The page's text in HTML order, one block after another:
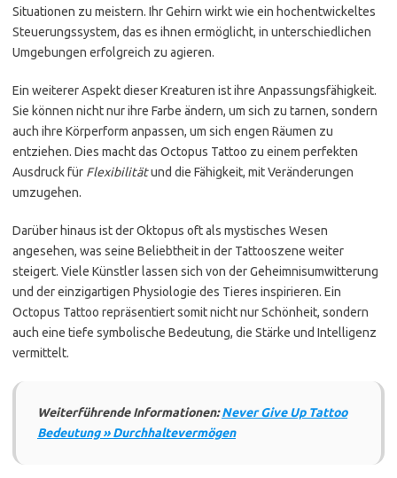
Situationen zu meistern. Ihr Gehirn wirkt wie ein hochentwickeltes
Steuerungssystem, das es ihnen ermöglicht, in unterschiedlichen
Umgebungen erfolgreich zu agieren.
Ein weiterer Aspekt dieser Kreaturen ist ihre Anpassungsfähigkeit.
Sie können nicht nur ihre Farbe ändern, um sich zu tarnen, sondern
auch ihre Körperform anpassen, um sich engen Räumen zu
entziehen. Dies macht das Octopus Tattoo zu einem perfekten
Ausdruck für Flexibilitätund die Fähigkeit, mit Veränderungen
umzugehen.
Darüber hinaus ist der Oktopus oft als mystisches Wesen
angesehen, was seine Beliebtheit in der Tattooszene weiter
steigert. Viele Künstler lassen sich von der Geheimnisumwitterung
und der einzigartigen Physiologie des Tieres inspirieren. Ein
Octopus Tattoo repräsentiert somit nicht nur Schönheit, sondern
auch eine tiefe symbolische Bedeutung, die Stärke und Intelligenz
vermittelt.
Weiterführende Informationen:Never Give Up Tattoo
Bedeutung » Durchhaltevermögen